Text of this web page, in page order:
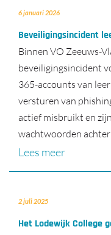
6 januari 2026
Beveiligingsincident
Binnen VO Zeeuws-
beveiligingsincident
365-accounts van
versturen van
actief misbruikt en
wachtwoorden
Lees meer
2 juli 2025
Het Lodewijk College